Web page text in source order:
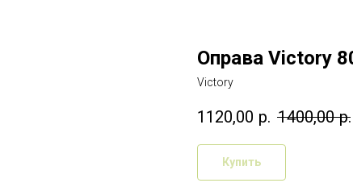
Оправа Victory
Victory
1120,00 р. 1400,00 р.
Купить